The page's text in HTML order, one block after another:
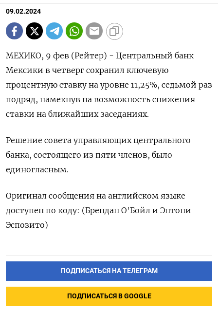
09.02.2024
МЕХИКО, 9 фев (Рейтер) - Центральный банк
Мексики в четверг сохранил ключевую
процентную ставку на уровне 11,25%, седьмой раз
подряд, намекнув на возможность снижения
ставки на ближайших заседаниях.
Решение совета управляющих центрального
банка, состоящего из пяти членов, было
единогласным.
Оригинал сообщения на английском языке
доступен по коду: (Брендан О'Бойл и Энтони
Эспозито)
ПОДПИСАТЬСЯ НА ТЕЛЕГРАМ
ПОДПИСАТЬСЯ В GOOGLE